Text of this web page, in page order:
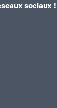
sociaux !